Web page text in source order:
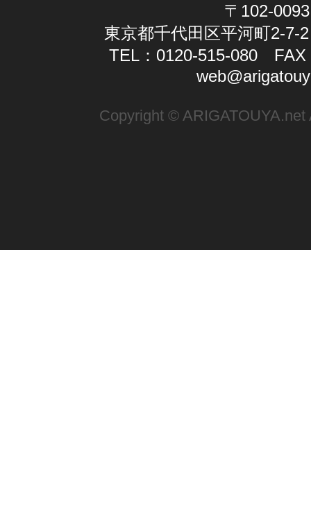
〒102-0093
東京都千代田区平河町2-7-
TEL：0120-515-080 FAX
Copyright ©